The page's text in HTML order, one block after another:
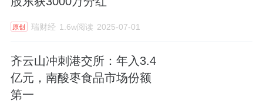
原创 瑞财经 1.6w阅读 2025-07-01
齐云山冲刺港交所：年入3.4
亿元，南酸枣食品市场份额
第一